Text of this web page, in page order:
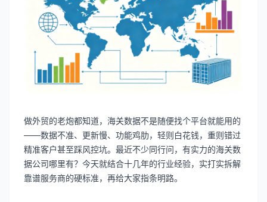
做外贸的老炮都知道，海关数据不是随便找个平台就能用的
——数据不准、更新慢、功能鸡肋，轻则白花钱，重则错过
精准客户甚至踩风控坑。最近不少同行问，有实力的海关数
据公司哪里有？今天就结合十几年的行业经验，实打实拆解
靠谱服务商的硬标准，再给大家指条明路。